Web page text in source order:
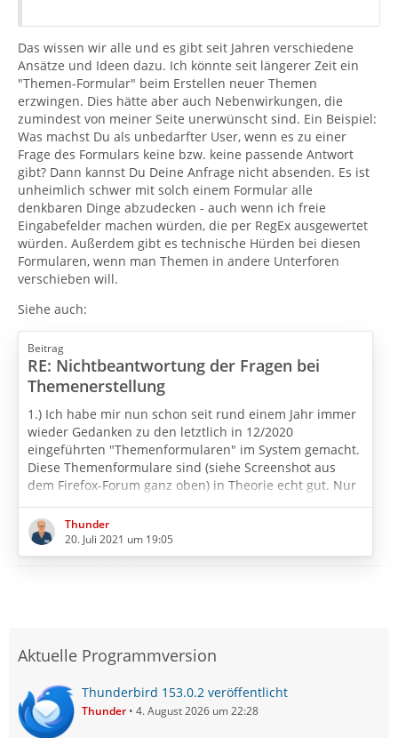
Das wissen wir alle und es gibt seit Jahren verschiedene
Ansätze und Ideen dazu. Ich könnte seit längerer Zeit ein
"Themen-Formular" beim Erstellen neuer Themen
erzwingen. Dies hätte aber auch Nebenwirkungen, die
zumindest von meiner Seite unerwünscht sind. Ein Beispiel:
Was machst Du als unbedarfter User, wenn es zu einer
Frage des Formulars keine bzw. keine passende Antwort
gibt? Dann kannst Du Deine Anfrage nicht absenden. Es ist
unheimlich schwer mit solch einem Formular alle
denkbaren Dinge abzudecken - auch wenn ich freie
Eingabefelder machen würden, die per RegEx ausgewertet
würden. Außerdem gibt es technische Hürden bei diesen
Formularen, wenn man Themen in andere Unterforen
verschieben will.
Siehe auch:
Beitrag
RE: Nichtbeantwortung der Fragen bei
Themenerstellung
1.) Ich habe mir nun schon seit rund einem Jahr immer
wieder Gedanken zu den letztlich in 12/2020
eingeführten "Themenformularen" im System gemacht.
Diese Themenformulare sind (siehe Screenshot aus
dem Firefox-Forum ganz oben) in Theorie echt gut. Nur
leider sind sie für unser Forum hier nicht umfassend
brauchbar. Die mehr oder minder erzwungenen
Angaben für die einzelnen Felder würden so viele
Möglichkeiten und Kombinationen im Zusammenhang
Thunder
20. Juli 2021 um 19:05
Aktuelle Programmversion
Thunderbird 153.0.2 veröffentlicht
Thunder 4. August 2026 um 22:28